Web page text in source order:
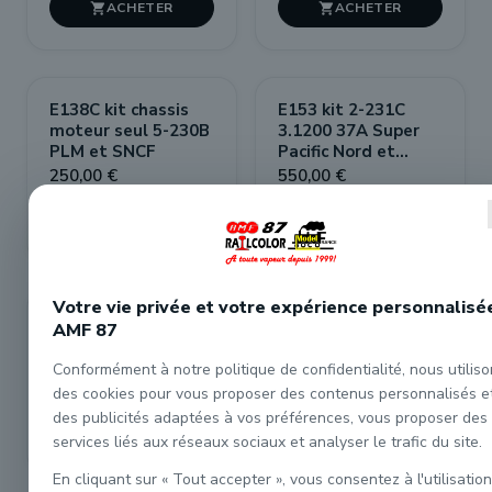
 
E138C kit chassis
moteur seul 5-230B
PLM et SNCF
250,00 €
E153 kit 2-231C
3.1200 37A Super
Pacific Nord et
SNCF
550,00 €

E163C kit chassis
moteur seul 5-221A
PLM et SNCF
250,00 €
E138 kit 5-230B
550,00 €
Votre vie privée et votre expérience
AMF 87
Conformément à notre politique de confidentialité, nous
des cookies pour vous proposer des contenus personnalisés
des publicités adaptées à vos préférences, vous proposer des
services liés aux réseaux sociaux et analyser le trafic du site.
En cliquant sur « Tout accepter », vous consentez à l'utilisation